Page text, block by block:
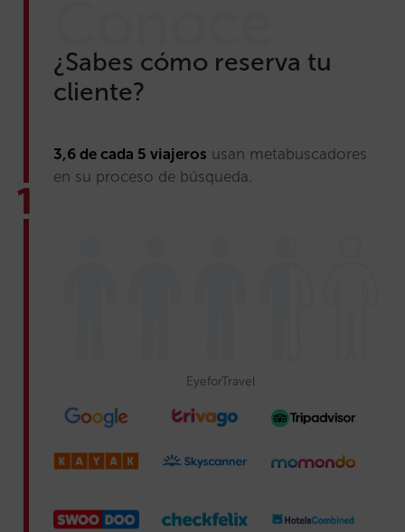
¿Sabes cómo reserva tu
cliente?
3,6 de cada 5 viajeros usan metabuscadores
en su proceso de búsqueda.
EyeforTravel